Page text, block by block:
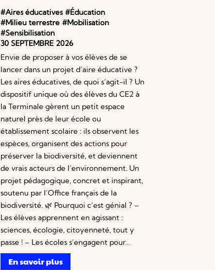
#Aires éducatives #Éducation
#Milieu terrestre #Mobilisation
#Sensibilisation
30 SEPTEMBRE 2026
Envie de proposer à vos élèves de se
lancer dans un projet d’aire éducative ?
Les aires éducatives, de quoi s’agit-il ? Un
dispositif unique où des élèves du CE2 à
la Terminale gèrent un petit espace
naturel près de leur école ou
établissement scolaire : ils observent les
espèces, organisent des actions pour
préserver la biodiversité, et deviennent
de vrais acteurs de l’environnement. Un
projet pédagogique, concret et inspirant,
soutenu par l’Office français de la
biodiversité. 🌿 Pourquoi c’est génial ? –
Les élèves apprennent en agissant :
sciences, écologie, citoyenneté, tout y
passe ! – Les écoles s’engagent pour…
En savoir plus